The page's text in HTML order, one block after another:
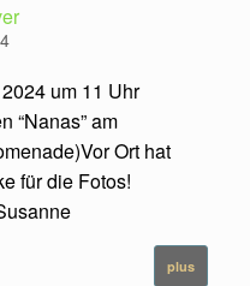
um 11 Uhr
“Nanas” am
Ort hat
für die Fotos!
plus